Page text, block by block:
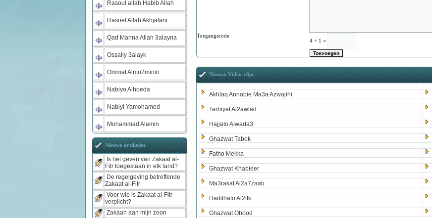
4 + 1 =
Toegangscode
Nieuwe Video-clips
Akhlaq Annabie Ma3a Azwajihi
Tarbiyat Al2awlad
Hajjato Alwada3
Ghazwat Tabok
Fatho Mekka
Ghazwat Khabieer
Ma3rakat Al2a7zaab
Hadithato Al2ifk
Ghazwat Ohood
Rasoul allah Habib Allah
Rasoel Allah Akhjalani
Qad Manna Allah 3alayna
Ossally 3alayk
Ommat Almo2minin
Nabiyo Alhoeda
Nabiyi Yamohamed
Mohammad Alamin
Nieuwe artikelen
Is het geven van Zakaat al-
Fitr toegestaan in elk land?
De regelgeving betreffende
Zakaat al-Fitr
Voor wie is Zakaat al-Fitr
verplicht?
Zakaah aan mijn zoon